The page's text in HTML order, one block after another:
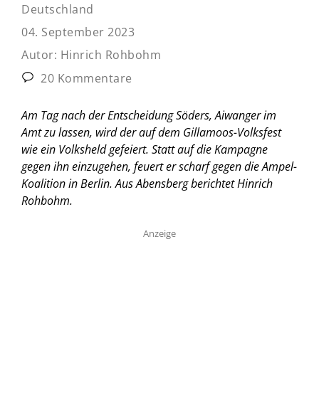
Deutschland
04. September 2023
Autor: Hinrich Rohbohm
20 Kommentare
Am Tag nach der Entscheidung Söders, Aiwanger im
Amt zu lassen, wird der auf dem Gillamoos-Volksfest
wie ein Volksheld gefeiert. Statt auf die Kampagne
gegen ihn einzugehen, feuert er scharf gegen die Ampel-
Koalition in Berlin.Aus Abensberg berichtet Hinrich
Rohbohm.
Anzeige